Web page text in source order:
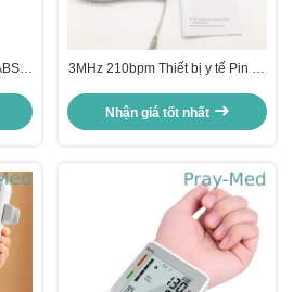
3MHz 210bpm Thiết bị y tế Pin có
tay
Nhận giá tốt nhất